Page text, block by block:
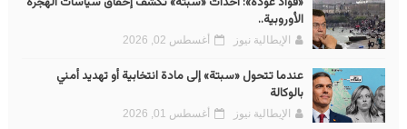
الأوروبية..
الإيطالية نيوز أغسطس 02, 2026
عندما تتحول «سبتة» إلى مادة انتخابية أو تهديد أمني
بالوكالة
الإيطالية نيوز أغسطس 01, 2026